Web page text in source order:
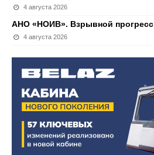
4 августа 2026
АНО «НОИВ». Взрывной прогресс
4 августа 2026